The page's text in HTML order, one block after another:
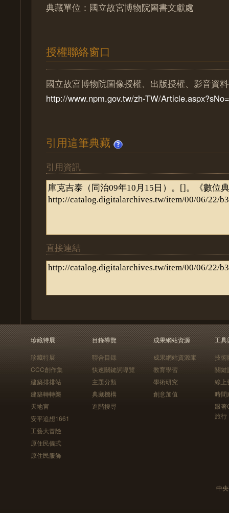
典藏單位：國立故宮博物院圖書文獻處
授權聯絡窗口
國立故宮博物院圖像授權、出版授權、影音資
http://www.npm.gov.tw/zh-TW/
引用這筆典藏
引用資訊
直接連結
珍藏特展
珍藏特展
CCC創作集
建築排排站
建築轉轉樂
天地宮
安平追想1661
工藝大冒險
原住民儀式
原住民服飾
目錄導覽
聯合目錄
快速關鍵詞導覽
主題分類
典藏機構
進階搜尋
成果網站資源
成果網站資源庫
教育學習
學術研究
創意加值
工具
技術
關鍵
線上
時間
跟
旅行
中